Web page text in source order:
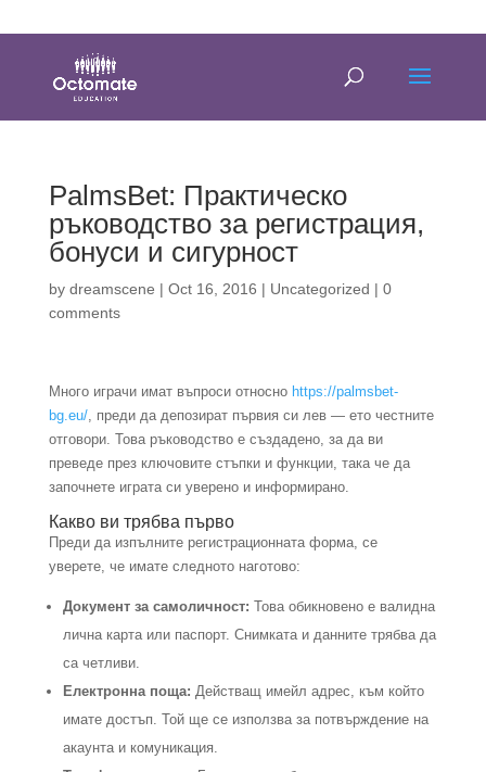
PalmsBet: Практическо
ръководство за регистрация,
бонуси и сигурност
by dreamscene | Oct 16, 2016 | Uncategorized | 0
comments
Много играчи имат въпроси относно https://palmsbet-
bg.eu/, преди да депозират първия си лев — ето честните
отговори. Това ръководство е създадено, за да ви
преведе през ключовите стъпки и функции, така че да
започнете играта си уверено и информирано.
Какво ви трябва първо
Преди да изпълните регистрационната форма, се
уверете, че имате следното наготово:
Документ за самоличност: Това обикновено е валидна
лична карта или паспорт. Снимката и данните трябва да
са четливи.
Електронна поща: Действащ имейл адрес, към който
имате достъп. Той ще се използва за потвърждение на
акаунта и комуникация.